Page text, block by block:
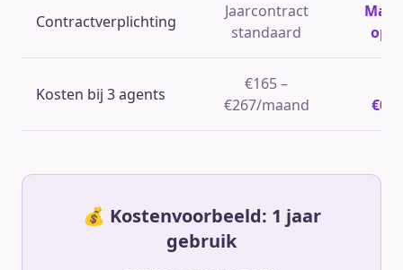
Contractverplichting
Jaarcontract
standaard
Kosten bij 3 agents
€165 –
€267/maand
€0/
💰 Kostenvoorbeeld: 1 jaar
gebruik